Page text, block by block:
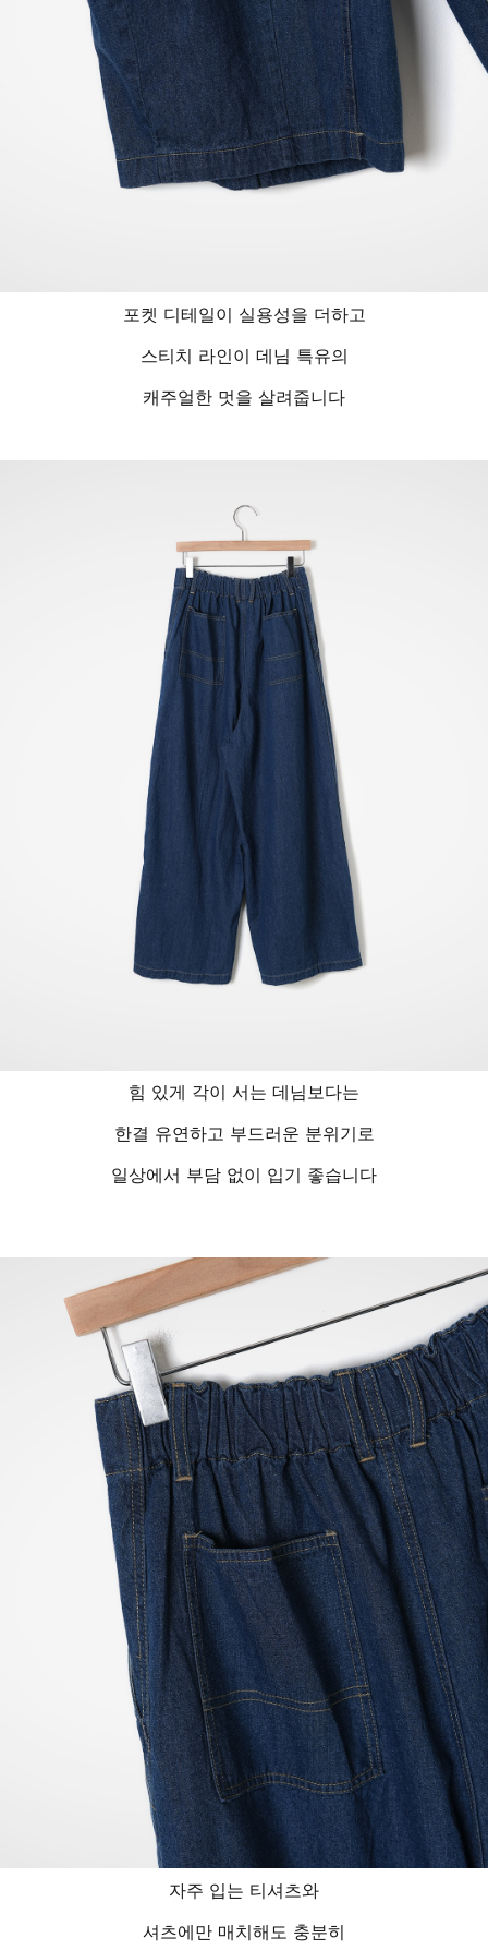
포켓 디테일이 실용성을 더하고
스티치 라인이 데님 특유의
캐주얼한 멋을 살려줍니다
힘 있게 각이 서는 데님보다는
한결 유연하고 부드러운 분위기로
일상에서 부담 없이 입기 좋습니다
자주 입는 티셔츠와
셔츠에만 매치해도 충분히